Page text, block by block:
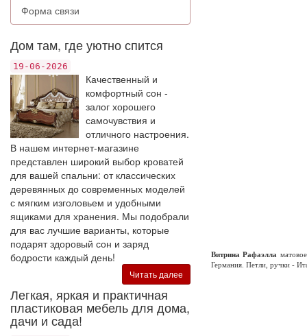
Форма связи
Дом там, где уютно спится
19-06-2026
Качественный и
комфортный сон -
залог хорошего
самочувствия и
отличного настроения.
В нашем интернет-магазине
представлен широкий выбор кроватей
для вашей спальни: от классических
деревянных до современных моделей
с мягким изголовьем и удобными
ящиками для хранения. Мы подобрали
для вас лучшие варианты, которые
подарят здоровый сон и заряд
бодрости каждый день!
Читать далее
Легкая, яркая и практичная
пластиковая мебель для дома,
дачи и сада!
Витрина Рафаэлла
Германия. Петли, ручки -